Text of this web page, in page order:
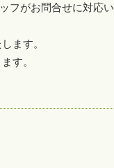
フがお問合せに対応い
ます。
す。